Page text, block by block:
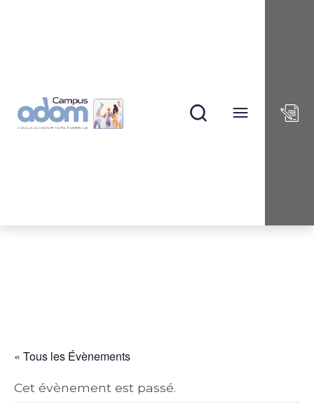
« Tous les Évènements
Cet évènement est passé.